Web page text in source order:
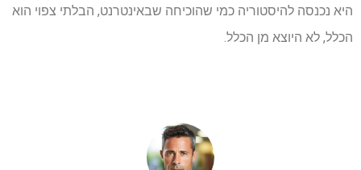
היא נכנסה להיסטוריה כמי שהוכיחה שבאינטרנט, הבלתי צפוי הוא
הכלל, לא היוצא מן הכלל.